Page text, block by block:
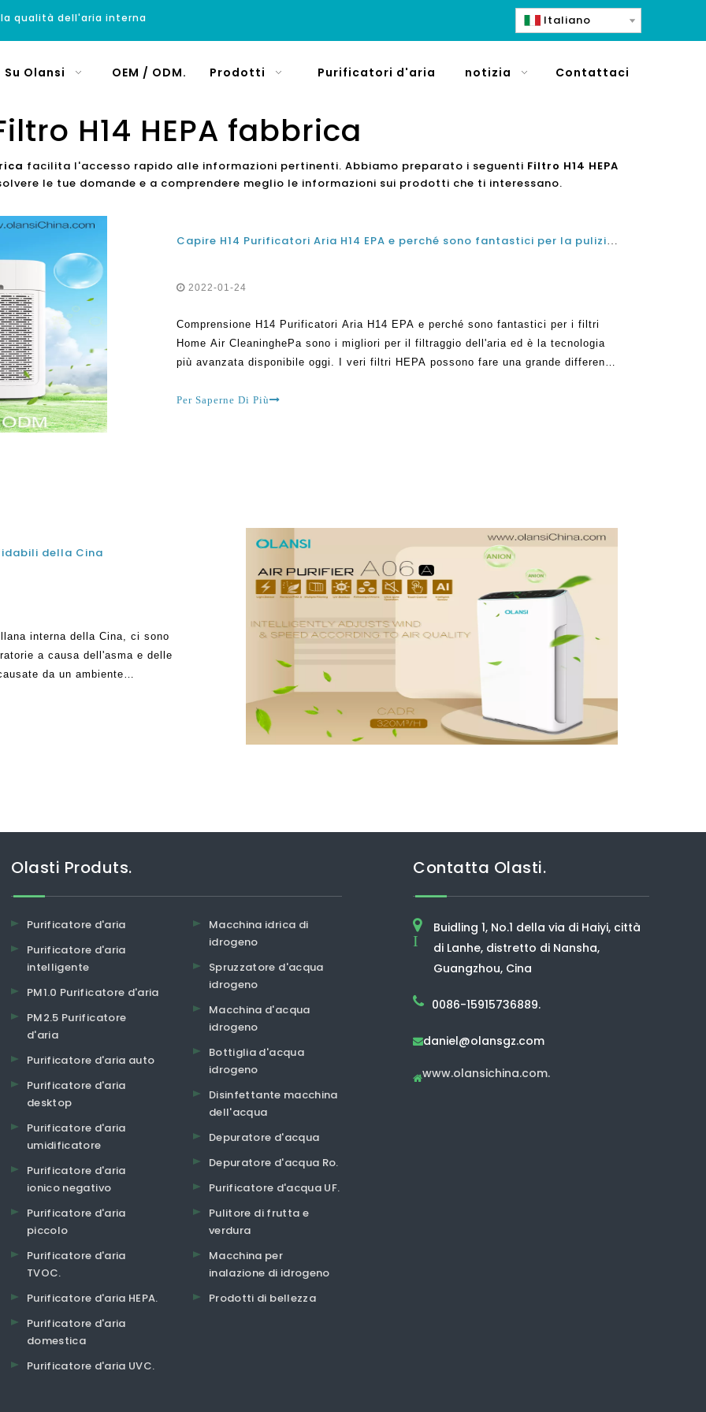
qualità dell'aria interna Italiano
Su Olansi OEM / ODM. Prodotti Purificatori d'aria notizia Contattaci
H14 HEPA fabbrica
facilita l'accesso rapido alle informazioni pertinenti. Abbiamo preparato i seguenti Filtro H14 HEPA
le tue domande e a comprendere meglio le informazioni sui prodotti che ti interessano.
Capire H14 Purificatori Aria H14 EPA e perché sono fantastici per la pulizia dell'aria della casa
2022-01-24
Comprensione H14 Purificatori Aria H14 EPA e perché sono fantastici per i filtri
Home Air CleaninghePa sono i migliori per il filtraggio dell'aria ed è la tecnologia
più avanzata disponibile oggi. I veri filtri HEPA possono fare una grande differenza
Per Saperne Di Più
della Cina
interna della Cina, ci sono
a causa dell'asma e delle
da un ambiente
Olasti Produts.
Purificatore d'aria
Purificatore d'aria
intelligente
PM1.0 Purificatore d'aria
PM2.5 Purificatore
d'aria
Purificatore d'aria auto
Purificatore d'aria
desktop
Purificatore d'aria
umidificatore
Purificatore d'aria
ionico negativo
Purificatore d'aria
piccolo
Purificatore d'aria
TVOC.
Purificatore d'aria HEPA.
Purificatore d'aria
domestica
Purificatore d'aria UVC.
Macchina idrica di
idrogeno
Spruzzatore d'acqua
idrogeno
Macchina d'acqua
idrogeno
Bottiglia d'acqua
idrogeno
Disinfettante macchina
dell'acqua
Depuratore d'acqua
Depuratore d'acqua Ro.
Purificatore d'acqua UF.
Pulitore di frutta e
verdura
Macchina per
inalazione di idrogeno
Prodotti di bellezza
Contatta Olasti.
I
Buidling 1, No.1 della via di Haiyi, città
di Lanhe, distretto di Nansha,
Guangzhou, Cina
0086-15915736889.
daniel@olansgz.com
www.olansichina.com.